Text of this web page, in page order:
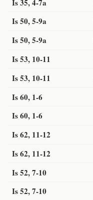
Is 35, 4-7a
Is 50, 5-9a
Is 50, 5-9a
Is 53, 10-11
Is 53, 10-11
Is 60, 1-6
Is 60, 1-6
Is 62, 11-12
Is 62, 11-12
Is 52, 7-10
Is 52, 7-10